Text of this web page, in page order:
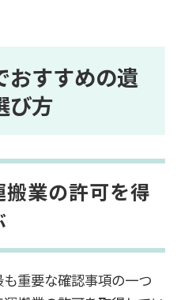
おすすめの遺
び方
業の許可を得
重要な確認事項の一つ